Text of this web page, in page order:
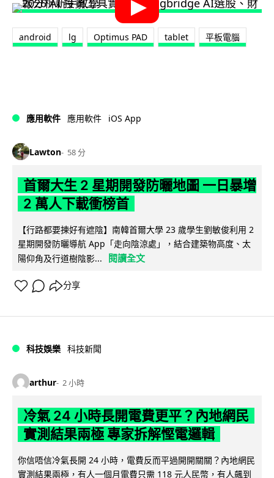
android lg Optimus PAD tablet 平板電腦
應用軟件 應用軟件 iOS App
Lawton 58 分
首爾大生 2 星期開發防曬地圖 一日暴增
2 萬人下載衝榜首
【行路都要揀好有遮陰】南韓首爾大學 23 歲學生劉敏俊利用 2
星期開發防曬導航 App「走向陰涼處」，結合建築物高度、太
陽仰角及行道樹陰影...
閱讀全文
分享
科技娛樂 科技新聞
arthur 2 小時
冷氣 24 小時長開電費更平？內地網民
實測結果兩極 專家拆解慳電邏輯
你信唔信冷氣長開 24 小時，電費反而平過開開關關？內地網民
實測結果兩極，有人一個月電費只需 118 元人民幣，有人飆到